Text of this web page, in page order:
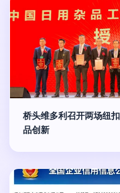
桥头维多利召开两场纽
品创新